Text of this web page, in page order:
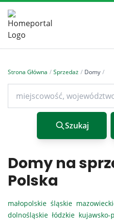
Strona Główna / Sprzedaż / Domy /
Szukaj
Domy na
Polska
małopolskie śląskie
dolnośląskie łódzkie kujawsko-